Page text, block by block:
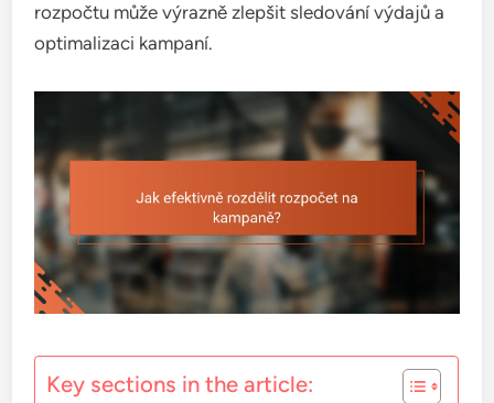
rozpočtu může výrazně zlepšit sledování výdajů a
optimalizaci kampaní.
Key sections in the article: